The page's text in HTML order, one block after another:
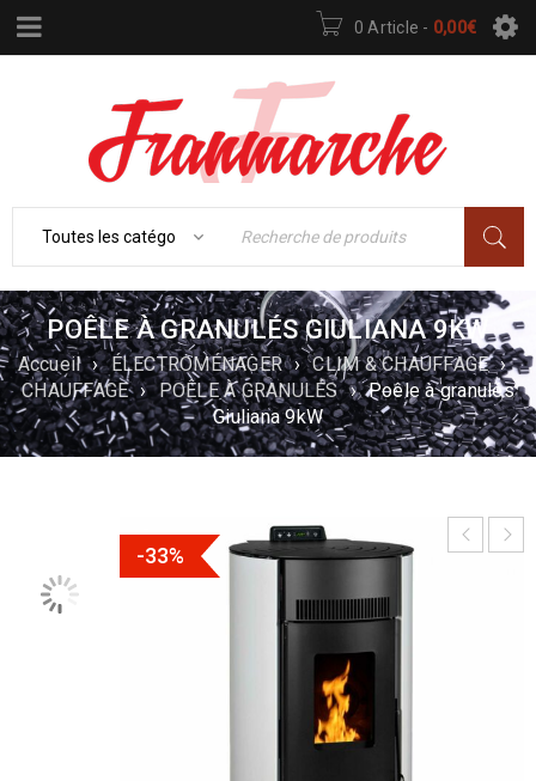
0 Article - 0,00€
POÊLE À GRANULÉS GIULIANA 9KW
Accueil › ÉLECTROMÉNAGER › CLIM & CHAUFFAGE ›
CHAUFFAGE › POÊLE À GRANULÉS › Poêle à granulés
Giuliana 9kW
-33%